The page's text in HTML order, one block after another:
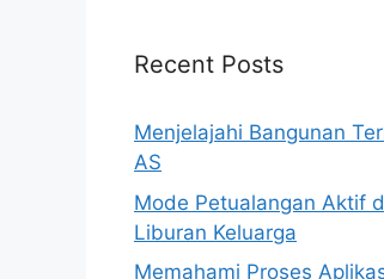
Recent Posts
Menjelajahi Bangunan
AS
Mode Petualangan Aktif
Liburan Keluarga
Memahami Proses